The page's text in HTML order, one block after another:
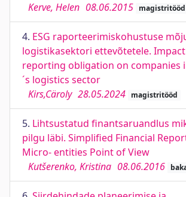
Kerve, Helen 08.06.2015 magistritööd
4. ESG raporteerimiskohustuse
logistikasektori ettevõtetele. Impact
reporting obligation on companies
´s logistics sector
Kirs,Cäroly 28.05.2024 magistritööd
5. Lihtsustatud finantsaruandlus
pilgu läbi. Simplified Financial
Micro- entities Point of View
Kutšerenko, Kristina 08.06.2016